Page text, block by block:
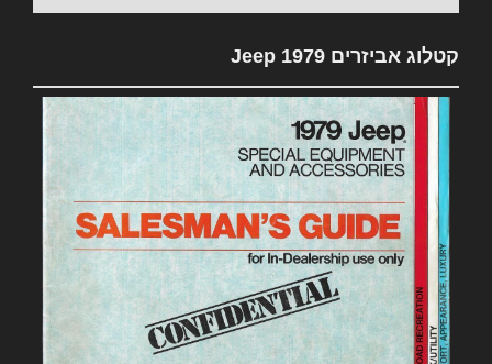
קטלוג אביזרים 1979 Jeep